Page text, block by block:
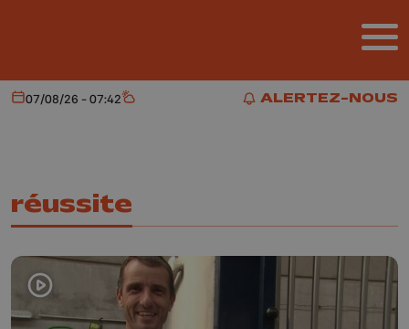
ALERTEZ-NOUS
ALERTEZ-NOUS
Aujourd'hui
07/08/26 - 07:42 Météo
réussite